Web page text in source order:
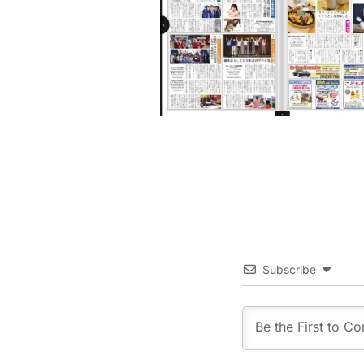
Subscribe